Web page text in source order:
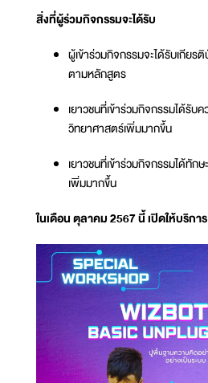
สิ่งที่ผู้ร่วมกิจกรรมจะได้รับ
ผู้เข้าร่วมกิจกรรมจะได้รับเกียร
ตามหลักสูตร
เยาวชนที่เข้าร่วมกิจกรรมได้รั
วิทยาศาสตร์เพิ่มมากขึ้น
เยาวชนที่เข้าร่วมกิจกรรมได้ทัก
เพิ่มมากขึ้น
ในเดือน ตุลาคม 2567 นี้ เปิดให้บริกา